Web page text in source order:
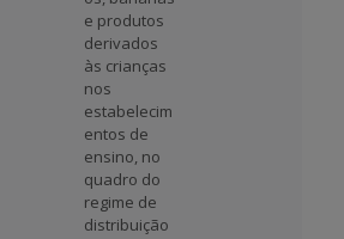
e produtos
derivados
às crianças
nos
estabelecim
entos de
ensino, no
quadro do
regime de
distribuição